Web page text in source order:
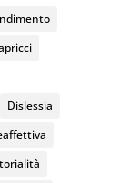
Dislessia